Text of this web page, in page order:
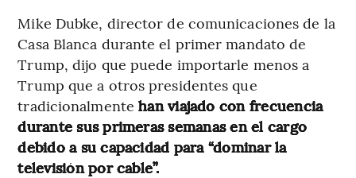
Mike Dubke, director de comunicaciones de la
Casa Blanca durante el primer mandato de
Trump, dijo que puede importarle menos a
Trump que a otros presidentes que
tradicionalmentehan viajado con frecuencia
durante sus primeras semanas en el cargo
debido a su capacidad para “dominar la
televisión por cable”.